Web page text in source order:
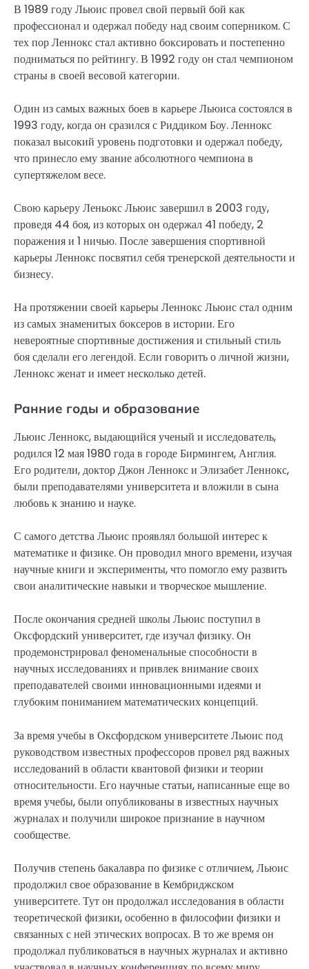
В 1989 году Льюис провел свой первый бой как
профессионал и одержал победу над своим соперником. С
тех пор Леннокс стал активно боксировать и постепенно
подниматься по рейтингу. В 1992 году он стал чемпионом
страны в своей весовой категории.
Один из самых важных боев в карьере Льюиса состоялся в
1993 году, когда он сразился с Риддиком Боу. Леннокс
показал высокий уровень подготовки и одержал победу,
что принесло ему звание абсолютного чемпиона в
супертяжелом весе.
Свою карьеру Леньокс Льюис завершил в 2003 году,
проведя 44 боя, из которых он одержал 41 победу, 2
поражения и 1 ничью. После завершения спортивной
карьеры Леннокс посвятил себя тренерской деятельности и
бизнесу.
На протяжении своей карьеры Леннокс Льюис стал одним
из самых знаменитых боксеров в истории. Его
невероятные спортивные достижения и стильный стиль
боя сделали его легендой. Если говорить о личной жизни,
Леннокс женат и имеет несколько детей.
Ранние годы и образование
Льюис Леннокс, выдающийся ученый и исследователь,
родился 12 мая 1980 года в городе Бирмингем, Англия.
Его родители, доктор Джон Леннокс и Элизабет Леннокс,
были преподавателями университета и вложили в сына
любовь к знанию и науке.
С самого детства Льюис проявлял большой интерес к
математике и физике. Он проводил много времени, изучая
научные книги и эксперименты, что помогло ему развить
свои аналитические навыки и творческое мышление.
После окончания средней школы Льюис поступил в
Оксфордский университет, где изучал физику. Он
продемонстрировал феноменальные способности в
научных исследованиях и привлек внимание своих
преподавателей своими инновационными идеями и
глубоким пониманием математических концепций.
За время учебы в Оксфордском университете Льюис под
руководством известных профессоров провел ряд важных
исследований в области квантовой физики и теории
относительности. Его научные статьи, написанные еще во
время учебы, были опубликованы в известных научных
журналах и получили широкое признание в научном
сообществе.
Получив степень бакалавра по физике с отличием, Льюис
продолжил свое образование в Кембриджском
университете. Тут он продолжал исследования в области
теоретической физики, особенно в философии физики и
связанных с ней этических вопросах. В то же время он
продолжал публиковаться в научных журналах и активно